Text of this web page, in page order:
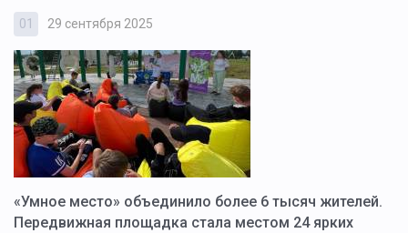
01 29 сентября 2025
«Умное место» объединило более 6 тысяч жителей.
Передвижная площадка стала местом 24 ярких